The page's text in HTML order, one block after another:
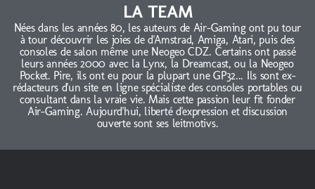
LA TEAM
Nées dans les années 80, les auteurs de Air-Gaming ont pu tour
à tour découvrir les joies de d'Amstrad, Amiga, Atari, puis des
consoles de salon même une Neogeo CDZ. Certains ont passé
leurs années 2000 avec la Lynx, la Dreamcast, ou la Neogeo
Pocket. Pire, ils ont eu pour la plupart une GP32... Ils sont ex-
rédacteurs d'un site en ligne spécialiste des consoles portables ou
consultant dans la vraie vie. Mais cette passion leur fit fonder
Air-Gaming. Aujourd'hui, liberté d'expression et discussion
ouverte sont ses leitmotivs.